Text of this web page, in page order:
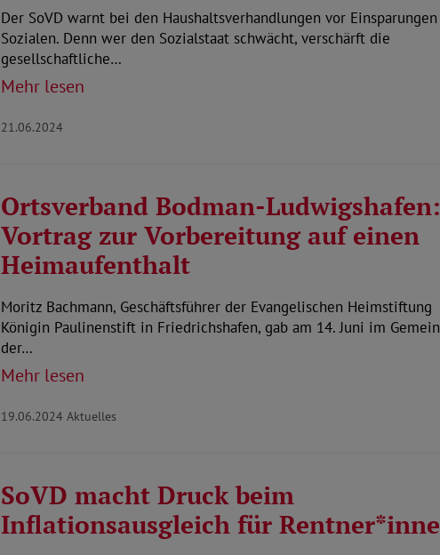
Der SoVD warnt bei den Haushaltsverhandlungen vor
Sozialen. Denn wer den Sozialstaat schwächt, verschärft die
gesellschaftliche…
Mehr lesen
21.06.2024
Ortsverband Bodman-Ludwigshafen:
Vortrag zur Vorbereitung auf einen
Heimaufenthalt
Moritz Bachmann, Geschäftsführer der Evangelischen Heimstiftung
Königin Paulinenstift in Friedrichshafen, gab am 14. Juni im
der…
Mehr lesen
19.06.2024 Aktuelles
SoVD macht Druck beim
Inflationsausgleich für